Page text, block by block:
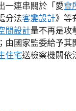
一連串關於「愛會
分法客變設計》等
間設計量不再是攻
由國家監委給予其
住宅送檢察機關依